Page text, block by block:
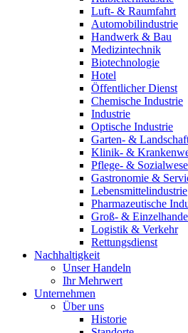
Luft- & Raumfahrt
Automobilindustrie
Handwerk & Bau
Medizintechnik
Biotechnologie
Hotel
Öffentlicher Dienst
Chemische Industrie
Industrie
Optische Industrie
Garten- &
Klinik- &
Pflege- &
Gastronomie &
Lebensmittelindustrie
Pharmazeutische
Groß- &
Logistik & Verkehr
Rettungsdienst
Nachhaltigkeit
Unser Handeln
Ihr Mehrwert
Unternehmen
Über uns
Historie